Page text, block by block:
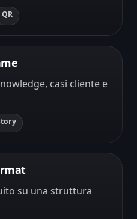
QR
casi cliente e
su una struttura